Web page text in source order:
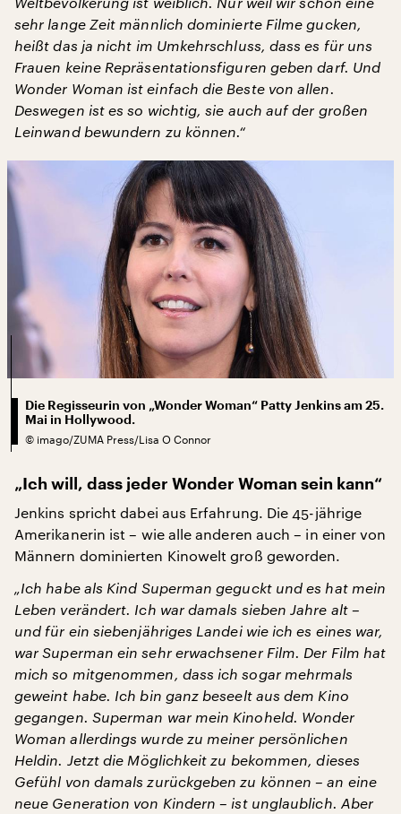
sehr lange Zeit männlich dominierte Filme gucken,
heißt das ja nicht im Umkehrschluss, dass es für uns
Frauen keine Repräsentationsfiguren geben darf. Und
Wonder Woman ist einfach die Beste von allen.
Deswegen ist es so wichtig, sie auch auf der großen
Leinwand bewundern zu können.“
Die Regisseurin von „Wonder Woman“ Patty Jenkins am 25.
Mai in Hollywood.
© imago/ZUMA Press/Lisa O Connor
„Ich will, dass jeder Wonder Woman sein kann“
Jenkins spricht dabei aus Erfahrung. Die 45-jährige
Amerikanerin ist – wie alle anderen auch – in einer von
Männern dominierten Kinowelt groß geworden.
„Ich habe als Kind Superman geguckt und es hat mein
Leben verändert. Ich war damals sieben Jahre alt –
und für ein siebenjähriges Landei wie ich es eines war,
war Superman ein sehr erwachsener Film. Der Film hat
mich so mitgenommen, dass ich sogar mehrmals
geweint habe. Ich bin ganz beseelt aus dem Kino
gegangen. Superman war mein Kinoheld. Wonder
Woman allerdings wurde zu meiner persönlichen
Heldin. Jetzt die Möglichkeit zu bekommen, dieses
Gefühl von damals zurückgeben zu können – an eine
neue Generation von Kindern – ist unglaublich. Aber